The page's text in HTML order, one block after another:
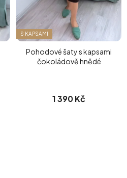
S KAPSAMI
Pohodové šaty s kapsami
čokoládově hnědé
1 390 Kč